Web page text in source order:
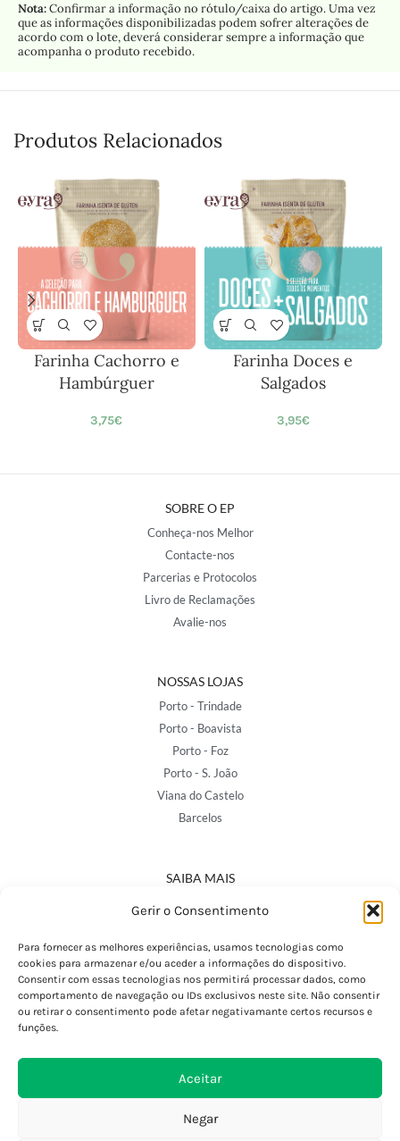
Gerir o Consentimento
Para fornecer as melhores experiências, usamos tecnologias como
cookies para armazenar e/ou aceder a informações do dispositivo.
Consentir com essas tecnologias nos permitirá processar dados, como
comportamento de navegação ou IDs exclusivos neste site. Não consentir
ou retirar o consentimento pode afetar negativamante certos recursos e
funções.
Aceitar
Negar
Nota:Confirmar a informação no rótulo/caixa do artigo. Uma vez
que as informações disponibilizadas podem sofrer alterações de
acordo com o lote, deverá considerar sempre a informação que
acompanha o produto recebido.
Produtos Relacionados
Farinha Cachorro e
Hambúrguer
3,75€
Farinha Doces e
Salgados
3,95€
SOBRE O EP
Conheça-nos Melhor
Contacte-nos
Parcerias e Protocolos
Livro de Reclamações
Avalie-nos
NOSSAS LOJAS
Porto - Trindade
Porto - Boavista
Porto - Foz
Porto - S. João
Viana do Castelo
Barcelos
SAIBA MAIS
Política de Privacidade
Termos e Condições
Perguntas Frequentes
Custos de Envio
Encomendas Internacionais
Devoluções e Trocas